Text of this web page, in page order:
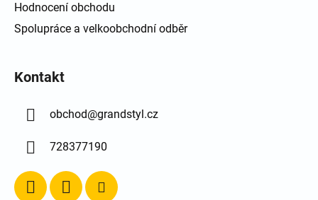
Hodnocení obchodu
Spolupráce a velkoobchodní odběr
Kontakt
obchod@grandstyl.cz
728377190